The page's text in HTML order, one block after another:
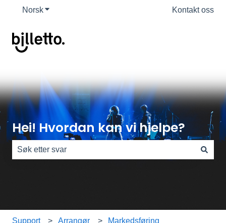
NorskVis undermeny for oversettelser Kontakt oss
Hei! Hvordan kan vi hjelpe?
Support Arrangør Markedsføring